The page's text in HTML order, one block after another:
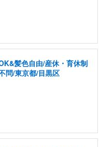
髪色自由/産休・育休制
問/東京都/目黒区